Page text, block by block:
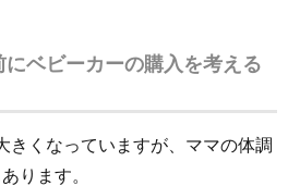
ベビーカーの購入を考える
きくなっていますが、ママの体調
ります。